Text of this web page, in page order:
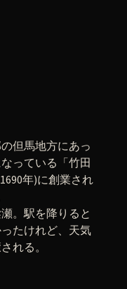
但馬地方にあっ
っている「竹田
年)に創業され
。駅を降りると
たけれど、天気
れる。